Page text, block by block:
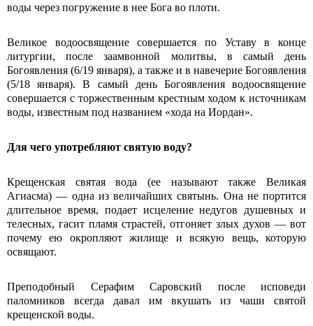
воды через погружение в нее Бога во плоти.
Великое водоосвящение совершается по Уставу в конце
литургии, после заамвонной молитвы, в самый день
Богоявления (6/19 января), а также и в навечерие Богоявления
(5/18 января). В самый день Богоявления во­доосвящение
совершается с торжествен­ным крестным ходом к источникам
воды, известным под названием «хода на Иордан».
Для чего употребляют святую воду?
Крещенская святая вода (ее называют также Великая
Агиасма) ― одна из величайших святынь. Она не портится
длительное время, подает исцеление недугов душевных и
телесных, гасит пламя страстей, отгоняет злых духов ― вот
почему ею ок­ропляют жилище и всякую вещь, которую
освящают.
Преподобный Серафим Саровский после исповеди
паломников всегда давал им вку­шать из чаши святой
крещенской воды.